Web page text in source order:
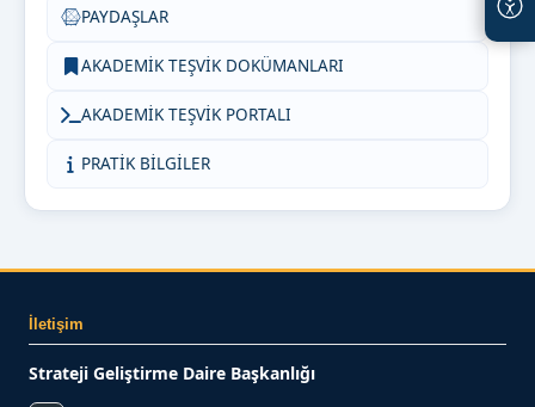
PAYDAŞLAR
AKADEMİK TEŞVİK DOKÜMANLARI
AKADEMİK TEŞVİK PORTALI
PRATİK BİLGİLER
İletişim
Strateji Geliştirme Daire Başkanlığı